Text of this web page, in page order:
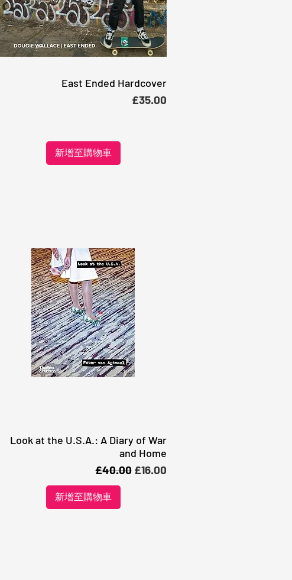
快速瀏覽
East Ended Hardcover
價格
£35.00
新增至購物車
快速瀏覽
Look at the U.S.A.: A Diary of War
and Home
一般價格
£40.00 促銷價格
£16.00
新增至購物車